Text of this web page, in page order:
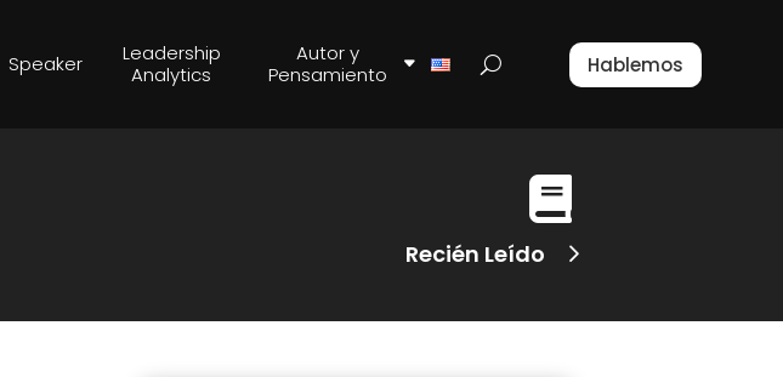
Speaker
Leadership
Analytics
Autor y
Pensamiento
Hablemos

Recién Leído